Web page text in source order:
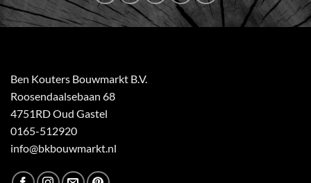
Ben Kouters Bouwmarkt B.V.
Roosendaalsebaan 68
4751RD Oud Gastel
0165-512920
info@bkbouwmarkt.nl